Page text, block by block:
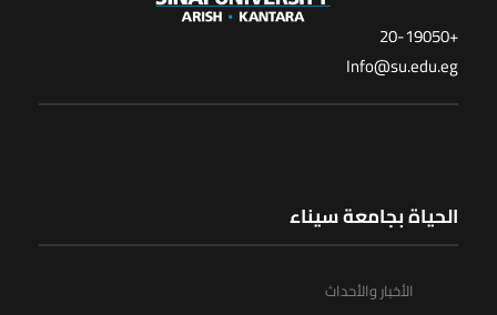
+20-19050
Info@su.edu.eg
الحياة بجامعة سيناء
الأخبار والأحداث